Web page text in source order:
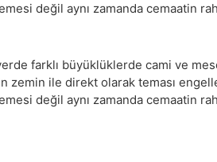
değil aynı zamanda cemaatin
farklı büyüklüklerde cami ve
zemin ile direkt olarak teması
değil aynı zamanda cemaatin